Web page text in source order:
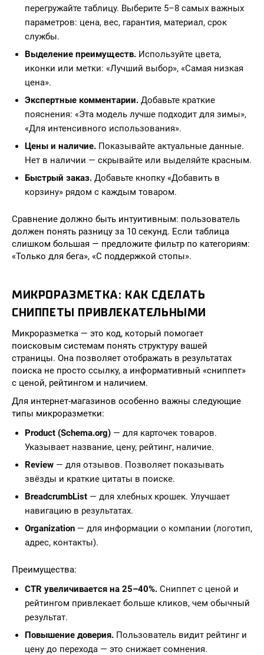
перегружайте таблицу. Выберите 5–8 самых важных
параметров: цена, вес, гарантия, материал, срок
службы.
Выделение преимуществ. Используйте цвета,
иконки или метки: «Лучший выбор», «Самая низкая
цена».
Экспертные комментарии. Добавьте краткие
пояснения: «Эта модель лучше подходит для зимы»,
«Для интенсивного использования».
Цены и наличие. Показывайте актуальные данные.
Нет в наличии — скрывайте или выделяйте красным.
Быстрый заказ. Добавьте кнопку «Добавить в
корзину» рядом с каждым товаром.
Сравнение должно быть интуитивным: пользователь
должен понять разницу за 10 секунд. Если таблица
слишком большая — предложите фильтр по категориям:
«Только для бега», «С поддержкой стопы».
МИКРОРАЗМЕТКА: КАК СДЕЛАТЬ
СНИППЕТЫ ПРИВЛЕКАТЕЛЬНЫМИ
Микроразметка — это код, который помогает
поисковым системам понять структуру вашей
страницы. Она позволяет отображать в результатах
поиска не просто ссылку, а информативный «сниппет»
с ценой, рейтингом и наличием.
Для интернет-магазинов особенно важны следующие
типы микроразметки:
Product (Schema.org) — для карточек товаров.
Указывает название, цену, рейтинг, наличие.
Review — для отзывов. Позволяет показывать
звёзды и краткие цитаты в поиске.
BreadcrumbList — для хлебных крошек. Улучшает
навигацию в результатах.
Organization — для информации о компании (логотип,
адрес, контакты).
Преимущества:
CTR увеличивается на 25–40%. Сниппет с ценой и
рейтингом привлекает больше кликов, чем обычный
результат.
Повышение доверия. Пользователь видит рейтинг и
цену до перехода — это снижает сомнения.